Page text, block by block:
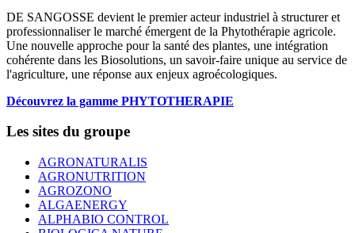
DE SANGOSSE devient le premier acteur industriel à structurer et
professionnaliser le marché émergent de la Phytothérapie agricole.
Une nouvelle approche pour la santé des plantes, une intégration
cohérente dans les Biosolutions, un savoir-faire unique au service de
l'agriculture, une réponse aux enjeux agroécologiques.
Découvrez la gamme PHYTOTHERAPIE
Les sites du groupe
AGRONATURALIS
AGRONUTRITION
AGROZONO
ALGAENERGY
ALPHABIO CONTROL